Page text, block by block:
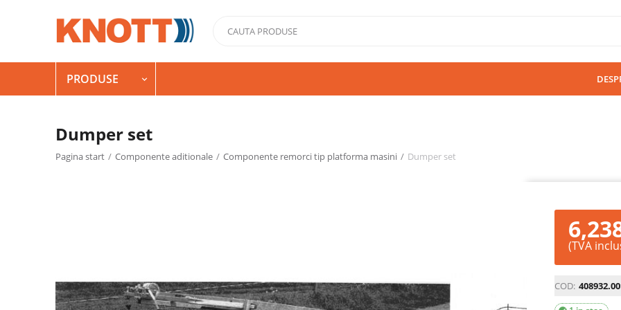
PRODUSE 
Dumper set
Pagina start / Componente aditionale / Componente remorci tip platforma masini / Dumper set
(TVA
COD: